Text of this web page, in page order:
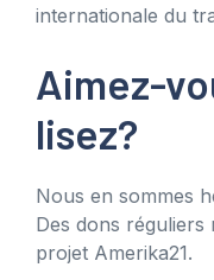
internationale du
Aimez-
lisez?
Nous en sommes
Des dons réguliers
projet Amerika21.